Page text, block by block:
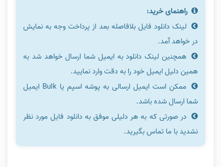
راهنمای خرید:
لینک دانلود فایل بلافاصله بعد از پرداخت وجه به نمایش
در خواهد آمد.
همچنین لینک دانلود به ایمیل شما ارسال خواهد شد به
همین دلیل ایمیل خود را به دقت وارد نمایید.
ممکن است ایمیل ارسالی به پوشه اسپم یا Bulk ایمیل
شما ارسال شده باشد.
در صورتی که به هر دلیلی موفق به دانلود فایل مورد نظر
نشدید با ما تماس بگیرید.